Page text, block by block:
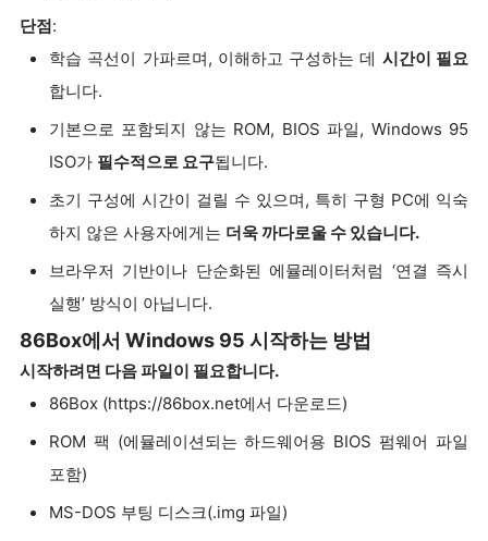
단점:
학습 곡선이 가파르며, 이해하고 구성하는 데 시간이 필요
합니다.
기본으로 포함되지 않는 ROM, BIOS 파일, Windows 95
ISO가 필수적으로 요구됩니다.
초기 구성에 시간이 걸릴 수 있으며, 특히 구형 PC에 익숙
하지 않은 사용자에게는 더욱 까다로울 수 있습니다.
브라우저 기반이나 단순화된 에뮬레이터처럼 ‘연결 즉시
실행’ 방식이 아닙니다.
86Box에서 Windows 95 시작하는 방법
시작하려면 다음 파일이 필요합니다.
86Box (https://86box.net에서 다운로드)
ROM 팩 (에뮬레이션되는 하드웨어용 BIOS 펌웨어 파일
포함)
MS-DOS 부팅 디스크(.img 파일)